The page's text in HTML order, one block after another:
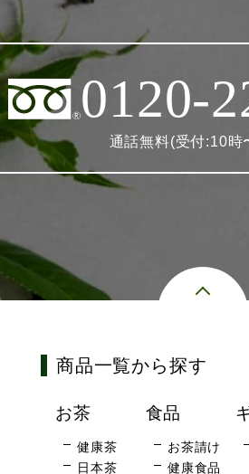
0120-
通話無料(受付:10時
商品一覧から探す
お茶
健康茶
日本茶
食品
お茶請け
健康食品